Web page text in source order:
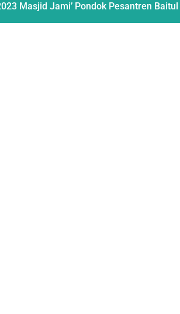
Masjid Jami’ Pondok Pesantren